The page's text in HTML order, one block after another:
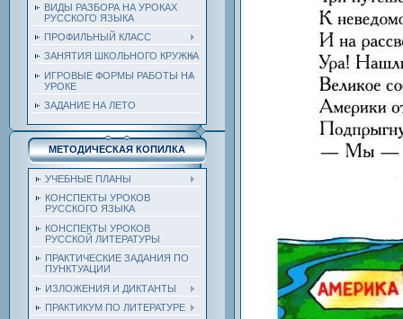
ВИДЫ РАЗБОРА НА УРОКАХ
РУССКОГО ЯЗЫКА
ПРОФИЛЬНЫЙ КЛАСС
ЗАНЯТИЯ ШКОЛЬНОГО КРУЖКА
ИГРОВЫЕ ФОРМЫ РАБОТЫ НА
УРОКЕ
ЗАДАНИЕ НА ЛЕТО
МЕТОДИЧЕСКАЯ КОПИЛКА
УЧЕБНЫЕ ПЛАНЫ
КОНСПЕКТЫ УРОКОВ
РУССКОГО ЯЗЫКА
КОНСПЕКТЫ УРОКОВ
РУССКОЙ ЛИТЕРАТУРЫ
ПРАКТИЧЕСКИЕ ЗАДАНИЯ ПО
ПУНКТУАЦИИ
ИЗЛОЖЕНИЯ И ДИКТАНТЫ
ПРАКТИКУМ ПО ЛИТЕРАТУРЕ